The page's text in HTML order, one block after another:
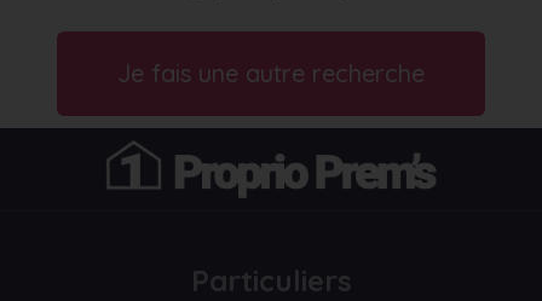
Je fais une autre recherche
Particuliers